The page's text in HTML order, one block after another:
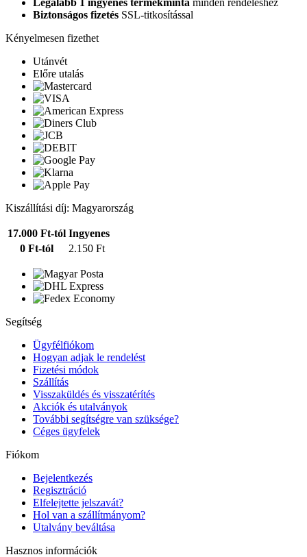
Biztonságos fizetés SSL-titkosítással
Kényelmesen fizethet
Utánvét
Előre utalás
Kiszállítási díj: Magyarország
17.000 Ft-tól Ingyenes
0 Ft-tól
2.150 Ft
Segítség
Ügyfélfiókom
Hogyan adjak le rendelést
Fizetési módok
Szállítás
Visszaküldés és visszatérítés
Akciók és utalványok
További segítségre van szüksége?
Céges ügyfelek
Fiókom
Bejelentkezés
Regisztráció
Elfelejtette jelszavát?
Hol van a szállítmányom?
Utalvány beváltása
Hasznos információk